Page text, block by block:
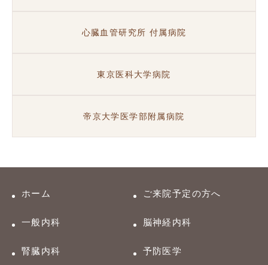
心臓血管研究所 付属病院
東京医科大学病院
帝京大学医学部附属病院
ホーム ご来院予定の方へ
一般内科 脳神経内科
腎臓内科 予防医学